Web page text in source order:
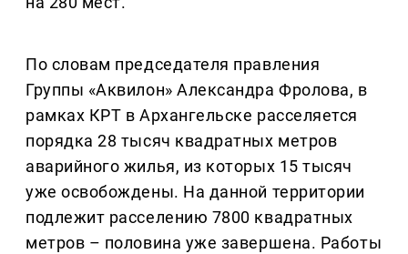
По словам председателя правления
Группы «Аквилон» Александра Фролова, в
рамках КРТ в Архангельске расселяется
порядка 28 тысяч квадратных метров
аварийного жилья, из которых 15 тысяч
уже освобождены. На данной территории
подлежит расселению 7800 квадратных
метров – половина уже завершена. Работы